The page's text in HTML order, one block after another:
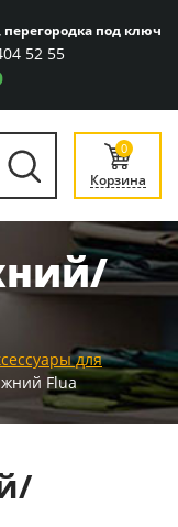
перегородка под ключ
52 55
0
Корзина
для
Flua